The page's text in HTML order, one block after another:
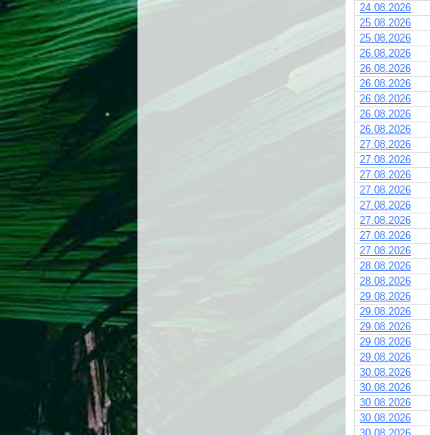
24.08.2026
25.08.2026
25.08.2026
26.08.2026
26.08.2026
26.08.2026
26.08.2026
26.08.2026
26.08.2026
27.08.2026
27.08.2026
27.08.2026
27.08.2026
27.08.2026
27.08.2026
27.08.2026
27.08.2026
28.08.2026
28.08.2026
29.08.2026
29.08.2026
29.08.2026
29.08.2026
29.08.2026
30.08.2026
30.08.2026
30.08.2026
30.08.2026